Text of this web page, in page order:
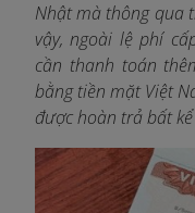
Nhật mà thông qua
vậy, ngoài lệ phí
cần thanh toán
bằng tiền mặt Việt
được hoàn trả bất